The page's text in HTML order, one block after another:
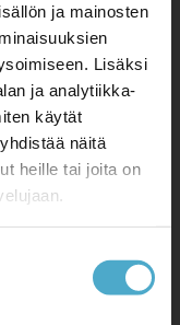
ja mainosten
Lisäksi
ja analytiikka-
käytät
näitä
heille tai joita on
Visa ja
myös
vastaavat
vuoksi jokaisen
nimi.